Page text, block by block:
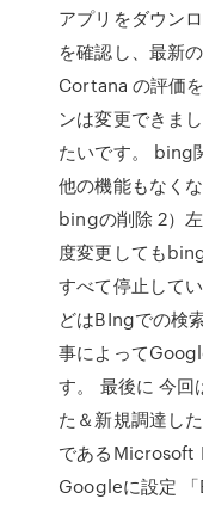
アプリをダウン
を確認し、最新
Cortana の評価
ンは変更できま
たいです。 bing
他の機能もなく
bingの削除 2）
度変更しても
すべて停止して
どはBIngでの検
事によって
す。 最後に 今回
た＆新規調達し
であるMicrosoft
Googleに設定